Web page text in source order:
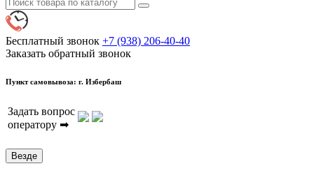
Бесплатный звонок +7 (938) 206-40-40
Заказать обратный звонок
Пункт самовывоза: г. Избербаш
Задать вопрос
оператору ➡
Везде